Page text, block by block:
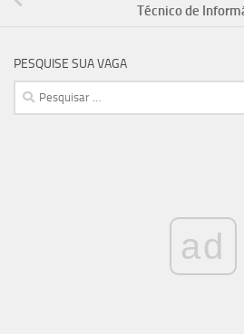
Técnico de
PESQUISE SUA VAGA
Pesquisar
por:
ad